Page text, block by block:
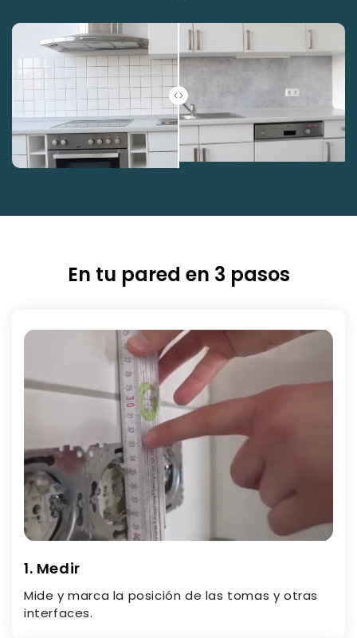
En tu pared en 3 pasos
1. Medir
Mide y marca la posición de las tomas y otras
interfaces.